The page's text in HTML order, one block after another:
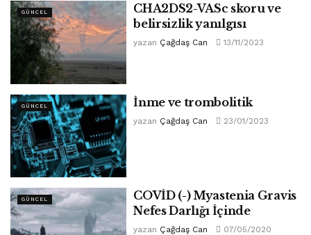
GÜNCEL
CHA2DS2-VASc skoru ve
belirsizlik yanılgısı
yazan Çağdaş Can 13/11/2023
GÜNCEL İnme ve trombolitik
yazan Çağdaş Can 23/01/2023
GÜNCEL
COVİD (-) Myastenia Gravis
Nefes Darlığı İçinde
yazan Çağdaş Can 07/05/2020